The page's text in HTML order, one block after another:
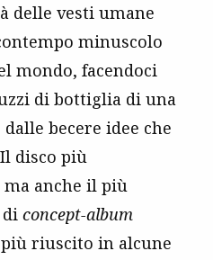
delle vesti umane
minuscolo
mondo, facendoci
di bottiglia di una
becere idee che
disco più
anche il più
concept-album
riuscito in alcune